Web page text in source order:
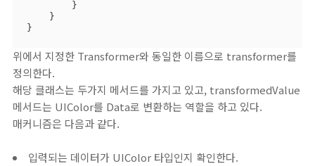
}
위에서 지정한 Transformer와 동일한 이름으로 transformer를
정의한다.
해당 클래스는 두가지 메서드를 가지고 있고, transformedValue
메서드는 UIColor를 Data로 변환하는 역할을 하고 있다.
매커니즘은 다음과 같다.
입력되는 데이터가 UIColor 타입인지 확인한다.